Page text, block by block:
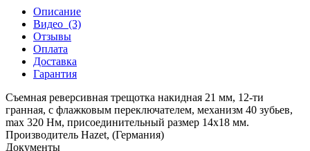
Описание
Видео (3)
Отзывы
Оплата
Доставка
Гарантия
Съемная реверсивная трещотка накидная 21 мм, 12-ти
гранная, с флажковым переключателем, механизм 40 зубьев,
max 320 Нм, присоединительный размер 14х18 мм.
Производитель Hazet, (Германия)
Документы